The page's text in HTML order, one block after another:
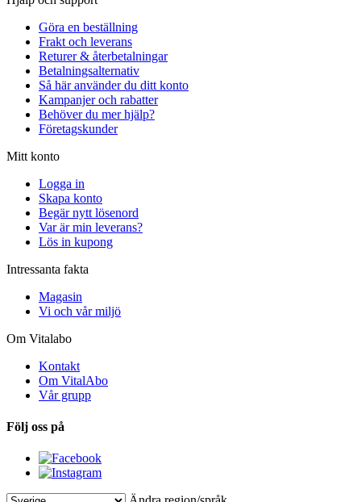
Göra en beställning
Frakt och leverans
Returer & återbetalningar
Betalningsalternativ
Så här använder du ditt konto
Kampanjer och rabatter
Behöver du mer hjälp?
Företagskunder
Mitt konto
Logga in
Skapa konto
Begär nytt lösenord
Var är min leverans?
Lös in kupong
Intressanta fakta
Magasin
Vi och vår miljö
Om Vitalabo
Kontakt
Om VitalAbo
Vår grupp
Följ oss på